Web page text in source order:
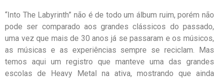
“Into The Labyrinth” não é de todo um álbum ruim, porém não
pode ser comparado aos grandes clássicos do passado,
uma vez que mais de 30 anos já se passaram e os músicos,
as músicas e as experiências sempre se reciclam. Mas
temos aqui um registro que manteve uma das grandes
escolas de Heavy Metal na ativa, mostrando que ainda